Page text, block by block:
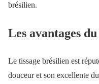
brésilien.
Les avantages
Le tissage brésilien est
douceur et son excellente